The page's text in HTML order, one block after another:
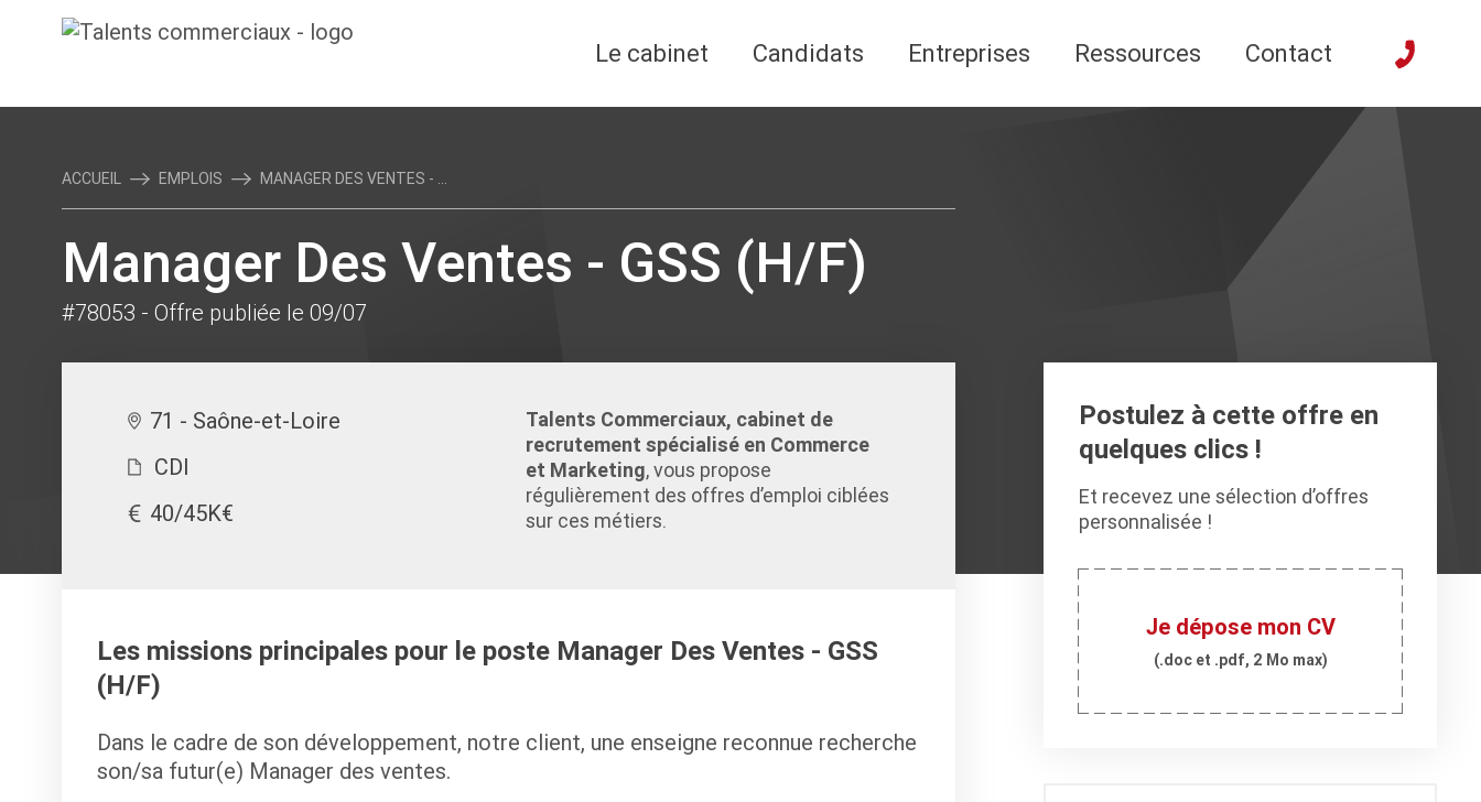
Le cabinet Candidats Entreprises Ressources Contact
ACCUEIL EMPLOIS MANAGER DES VENTES - ...
Manager Des Ventes - GSS (H/F)
#78053 - Offre publiée le 09/07
71 - Saône-et-Loire
CDI
40/45K€
Talents Commerciaux, cabinet de
recrutement spécialisé en Commerce
et Marketing, vous propose
régulièrement des offres d’emploi ciblées
sur ces métiers.
Les missions principales pour le poste Manager Des Ventes - GSS
(H/F)
Dans le cadre de son développement, notre client, une enseigne reconnue recherche
son/sa futur(e) Manager des ventes.
Postulez à cette offre en
quelques clics !
Et recevez une sélection d’offres
personnalisée !
Je dépose mon CV
(.doc et .pdf, 2 Mo max)